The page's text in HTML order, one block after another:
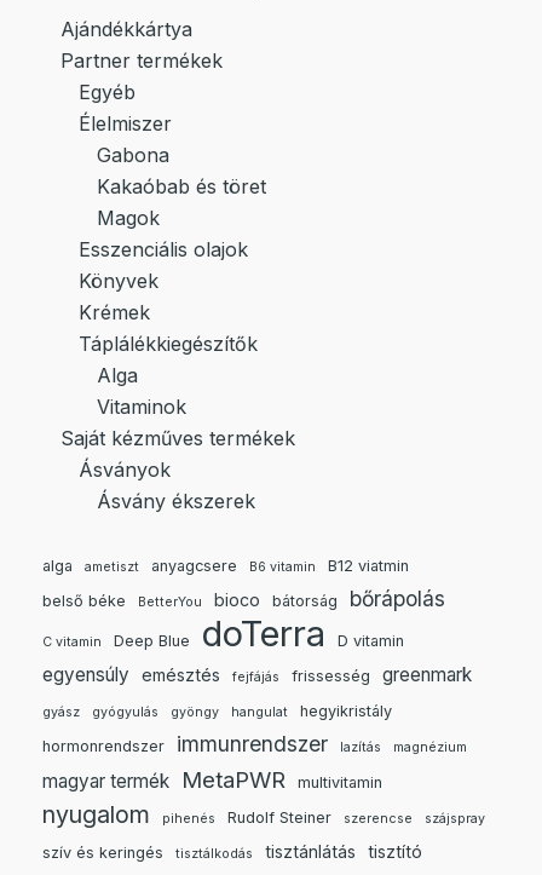
Ajándékkártya
Partner termékek
Egyéb
Élelmiszer
Gabona
Kakaóbab és töret
Magok
Esszenciális olajok
Könyvek
Krémek
Táplálékkiegészítők
Alga
Vitaminok
Saját kézműves termékek
Ásványok
Ásvány ékszerek
alga ametiszt anyagcsere B6 vitamin
B12 viatmin
belső béke
BetterYou bioco bátorság bőrápolás
C vitamin Deep Blue doTerra D vitamin
egyensúly emésztés fejfájás frissesség greenmark
gyász gyógyulás gyöngy hangulat
hegyikristály
hormonrendszer
immunrendszer lazítás magnézium
magyar termék MetaPWR multivitamin
nyugalom pihenés Rudolf Steiner szerencse szájspray
szív és keringés tisztálkodás tisztánlátás tisztító